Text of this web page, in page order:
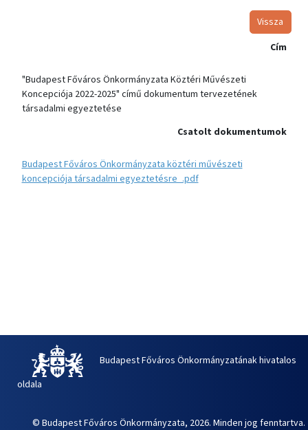
Vissza
Cím
"Budapest Főváros Önkormányzata Köztéri Művészeti
Koncepciója 2022-2025" című dokumentum tervezetének
társadalmi egyeztetése
Csatolt dokumentumok
Budapest Főváros Önkormányzata köztéri művészeti
koncepciója társadalmi egyeztetésre_.pdf
Budapest Főváros Önkormányzatának hivatalos
oldala
© Budapest Főváros Önkormányzata, 2026. Minden jog fenntartva.